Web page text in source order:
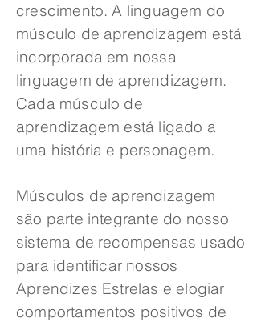
crescimento. A linguagem do
músculo de aprendizagem está
incorporada em nossa
linguagem de aprendizagem.
Cada músculo de
aprendizagem está ligado a
uma história e personagem.
Músculos de aprendizagem
são parte integrante do nosso
sistema de recompensas usado
para identificar nossos
Aprendizes Estrelas e elogiar
comportamentos positivos de